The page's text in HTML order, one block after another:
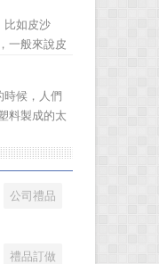
插一支廣告
當作寫字
比如皮沙
一般來說皮
費者的青
一下吧!
創立於
候，人們
料製成的太
耐磨性比
熱，且部分
公司禮品
禮品訂做